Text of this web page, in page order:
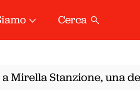
Cerca
Stanzione, una